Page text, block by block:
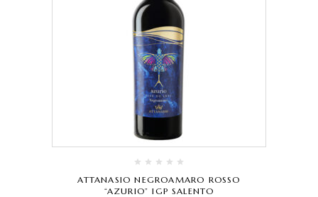
ATTANASIO NEGROAMARO ROSSO
“AZURIO” IGP SALENTO